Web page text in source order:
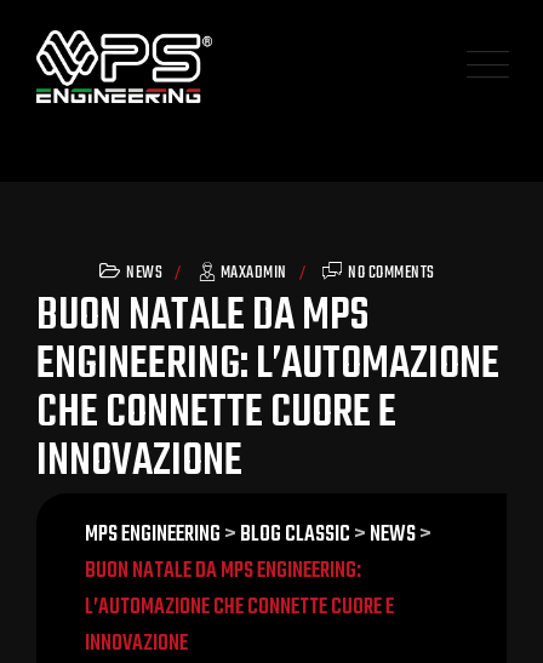
NEWS MAXADMIN NO COMMENTS
BUON NATALE DA MPS
ENGINEERING: L’AUTOMAZIONE
CHE CONNETTE CUORE E
INNOVAZIONE
MPS ENGINEERING>BLOG CLASSIC>NEWS>
BUON NATALE DA MPS ENGINEERING:
L’AUTOMAZIONE CHE CONNETTE CUORE E
INNOVAZIONE